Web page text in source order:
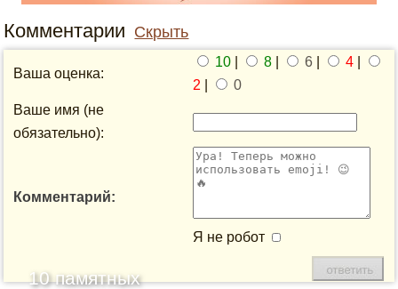
Комментарии Скрыть
Ваша оценка:
10 8 6 4
2
0
Ваше имя (не
обязательно):
Комментарий:
Я не робот
10 памятных